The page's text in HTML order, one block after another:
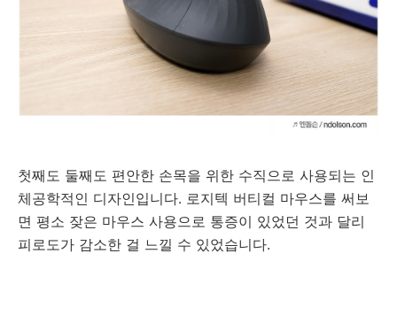
첫째도 둘째도 편안한 손목을 위한 수직으로 사용되는 인
체공학적인 디자인입니다. 로지텍 버티컬 마우스를 써보
면 평소 잦은 마우스 사용으로 통증이 있었던 것과 달리
피로도가 감소한 걸 느낄 수 있었습니다.